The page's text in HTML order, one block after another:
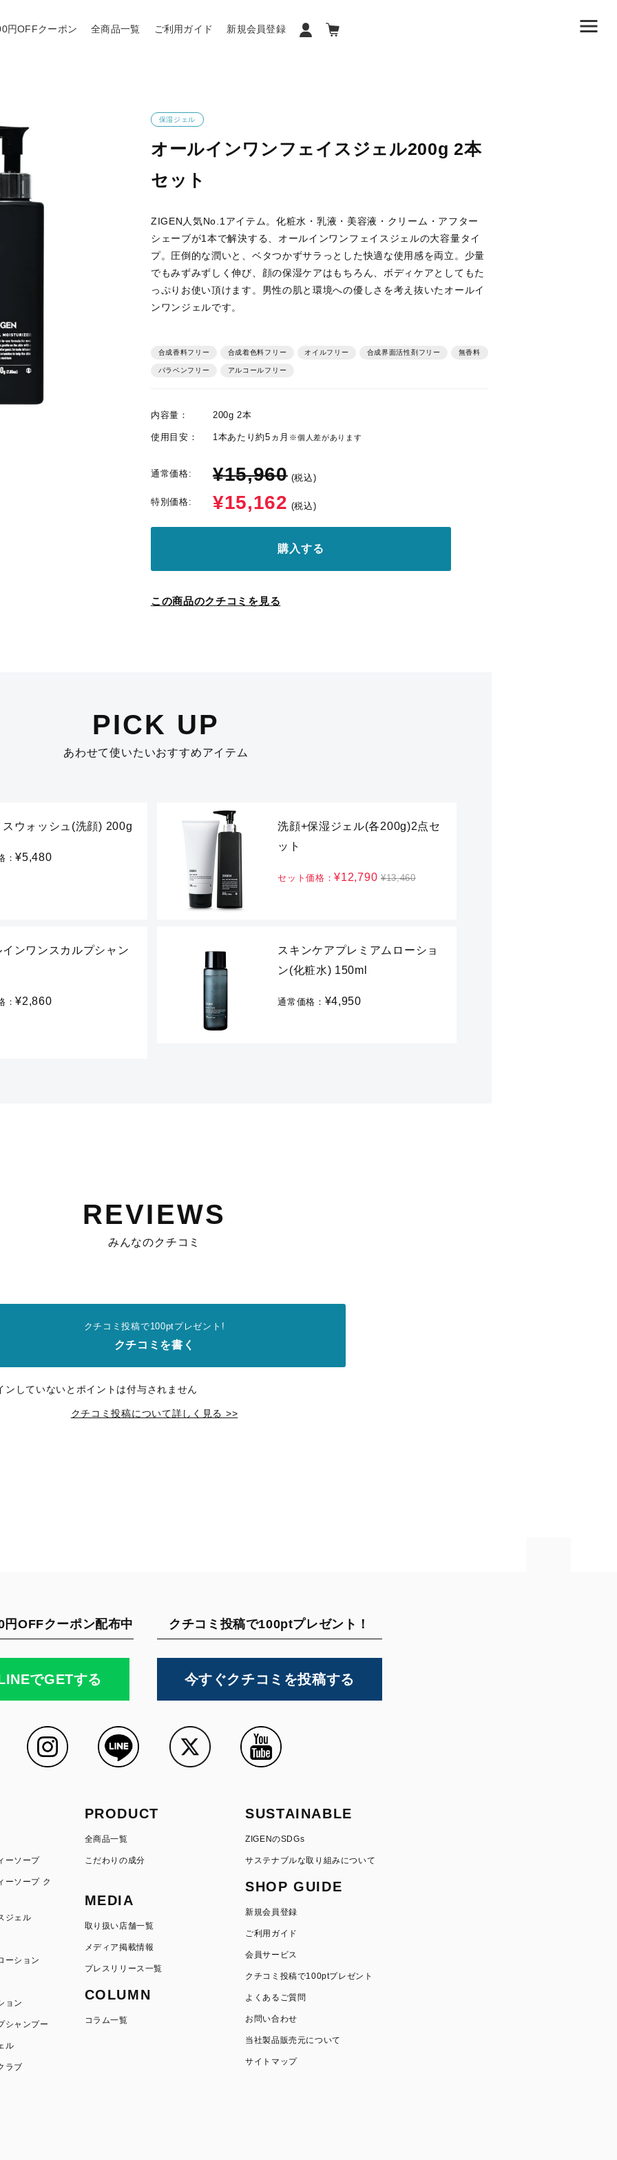
円OFFクーポン 全商品一覧 ご利用ガイド 新規会員登録
保湿ジェル
オールインワンフェイスジェル200g 2本
セット
ZIGEN人気No.1アイテム。化粧水・乳液・美容液・クリーム・アフター
シェーブが1本で解決する、オールインワンフェイスジェルの大容量タイ
プ。圧倒的な潤いと、ベタつかずサラっとした快適な使用感を両立。少量
でもみずみずしく伸び、顔の保湿ケアはもちろん、ボディケアとしてもた
っぷりお使い頂けます。男性の肌と環境への優しさを考え抜いたオールイ
ンワンジェルです。
合成香料フリー 合成着色料フリー オイルフリー 合成界面活性剤フリー 無香料
パラベンフリー アルコールフリー
内容量： 200g 2本
使用目安： 1本あたり約5ヵ月 ※個人差があります
通常価格: ¥15,960 (税込)
特別価格: ¥15,162 (税込)
購入する
この商品のクチコミを見る
PICK UP
あわせて使いたいおすすめアイテム
スウォッシュ(洗顔) 200g
：¥5,480
洗顔+保湿ジェル(各200g)2点セ
ット
セット価格：¥12,790 ¥13,460
ンワンスカルプシャン
：¥2,860
スキンケアプレミアムローショ
ン(化粧水) 150ml
通常価格： ¥4,950
REVIEWS
みんなのクチコミ
クチコミ投稿で100ptプレゼント!
クチコミを書く
していないとポイントは付与されません
クチコミ投稿について詳しく見る >>
OFFクーポン配布中
でGETする
クチコミ投稿で100ptプレゼント！
今すぐクチコミを投稿する
ーソープ
ーソープ ク
ジェル
ーション
ョン
シャンプー
ル
ラブ
PRODUCT
全商品一覧
こだわりの成分
MEDIA
取り扱い店舗一覧
メディア掲載情報
プレスリリース一覧
COLUMN
コラム一覧
SUSTAINABLE
ZIGENのSDGs
サステナブルな取り組みについて
SHOP GUIDE
新規会員登録
ご利用ガイド
会員サービス
クチコミ投稿で100ptプレゼント
よくあるご質問
お問い合わせ
当社製品販売元について
サイトマップ